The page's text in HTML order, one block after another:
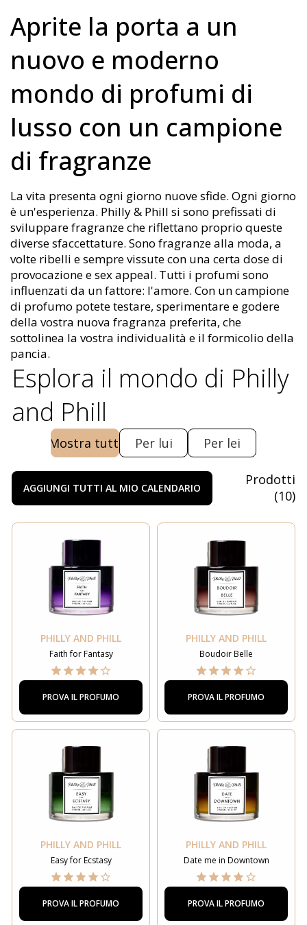
Aprite la porta a un
nuovo e moderno
mondo di profumi di
lusso con un campione
di fragranze
La vita presenta ogni giorno nuove sfide. Ogni giorno
è un'esperienza. Philly & Phill si sono prefissati di
sviluppare fragranze che riflettano proprio queste
diverse sfaccettature. Sono fragranze alla moda, a
volte ribelli e sempre vissute con una certa dose di
provocazione e sex appeal. Tutti i profumi sono
influenzati da un fattore: l'amore. Con un campione
di profumo potete testare, sperimentare e godere
della vostra nuova fragranza preferita, che
sottolinea la vostra individualità e il formicolio della
pancia.
Esplora il mondo di Philly
and Phill
Mostra tutti Per lui Per lei
AGGIUNGI TUTTI AL MIO CALENDARIO
Prodotti
(10)
PHILLY AND PHILL
Faith for Fantasy
PROVA IL PROFUMO
PHILLY AND PHILL
Boudoir Belle
PROVA IL PROFUMO
PHILLY AND PHILL
Easy for Ecstasy
PROVA IL PROFUMO
PHILLY AND PHILL
Date me in Downtown
PROVA IL PROFUMO